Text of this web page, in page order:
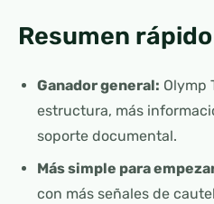
Resumen rápido
Ganador general: Olymp
estructura, más
soporte documental.
Más simple para
con más señales de